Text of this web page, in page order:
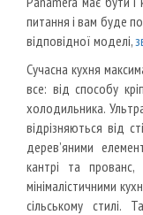
питання і вам буде
відповідної моделі,
Сучасна кухня
все: від способу
холодильника.
відрізняються від
дерев’яними
кантрі та
мінімалістичними
сільському стилі.